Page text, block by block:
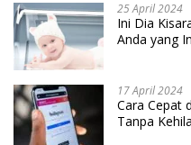
25 April 2024
Ini Dia
Anda yang
17 April 2024
Cara Cepat
Tanpa